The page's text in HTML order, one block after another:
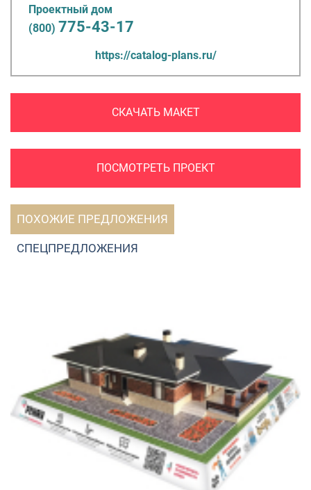
Проектный дом
(800) 775-43-17
https://catalog-plans.ru/
СКАЧАТЬ МАКЕТ
ПОСМОТРЕТЬ ПРОЕКТ
ПОХОЖИЕ ПРЕДЛОЖЕНИЯ
СПЕЦПРЕДЛОЖЕНИЯ